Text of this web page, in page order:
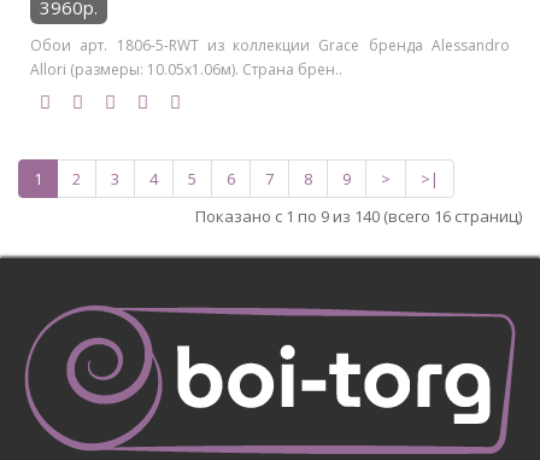
3960р.
Обои арт. 1806-5-RWT из коллекции Grace бренда Alessandro
Allori (размеры: 10.05х1.06м). Страна брен..
1 2 3 4 5 6 7 8 9 >
>|
Показано с 1 по 9 из 140 (всего 16 страниц)